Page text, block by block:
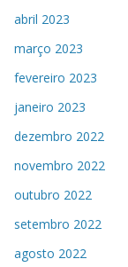
abril 2023
março 2023
fevereiro 2023
janeiro 2023
dezembro 2022
novembro 2022
outubro 2022
setembro 2022
agosto 2022